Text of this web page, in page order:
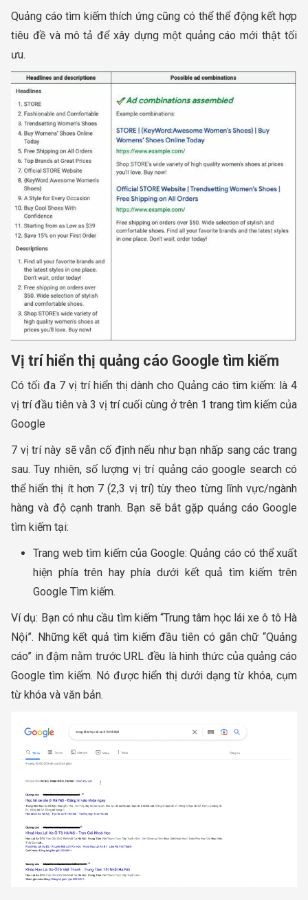
Quảng cáo tìm kiếm thích ứng cũng có thể thể động kết hợp
tiêu đề và mô tả để xây dựng một quảng cáo mới thật tối
ưu.
Vị trí hiển thị quảng cáo Google tìm kiếm
Có tối đa 7 vị trí hiển thị dành cho Quảng cáo tìm kiếm: là 4
vị trí đầu tiên và 3 vị trí cuối cùng ở trên 1 trang tìm kiếm của
Google
7 vị trí này sẽ vẫn cố định nếu như bạn nhấp sang các trang
sau. Tuy nhiên, số lượng vị trí quảng cáo google search có
thể hiển thị ít hơn 7 (2,3 vị trí) tùy theo từng lĩnh vực/ngành
hàng và độ cạnh tranh. Bạn sẽ bắt gặp quảng cáo Google
tìm kiếm tại:
Trang web tìm kiếm của Google: Quảng cáo có thể xuất
hiện phía trên hay phía dưới kết quả tìm kiếm trên
Google Tìm kiếm.
Ví dụ: Bạn có nhu cầu tìm kiếm “Trung tâm học lái xe ô tô Hà
Nội”. Những kết quả tìm kiếm đầu tiên có gắn chữ “Quảng
cáo” in đậm nằm trước URL đều là hình thức của quảng cáo
Google tìm kiếm. Nó được hiển thị dưới dạng từ khóa, cụm
từ khóa và văn bản.